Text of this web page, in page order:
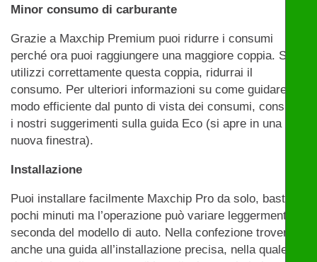
Minor consumo di carburante
Grazie a Maxchip Premium puoi ridurre i consumi
perché ora puoi raggiungere una maggiore coppia. Se
utilizzi correttamente questa coppia, ridurrai il
consumo. Per ulteriori informazioni su come guidare in
modo efficiente dal punto di vista dei consumi, consulta
i nostri suggerimenti sulla guida Eco (si apre in una
nuova finestra).
Installazione
Puoi installare facilmente Maxchip Pro da solo, bastano
pochi minuti ma l’operazione può variare leggermente a
seconda del modello di auto. Nella confezione troverai
anche una guida all’installazione precisa, nella quale